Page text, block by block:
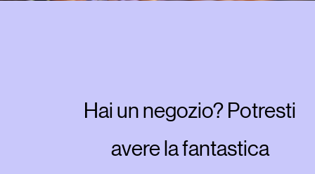
Hai un negozio? Potresti
avere la fantastica